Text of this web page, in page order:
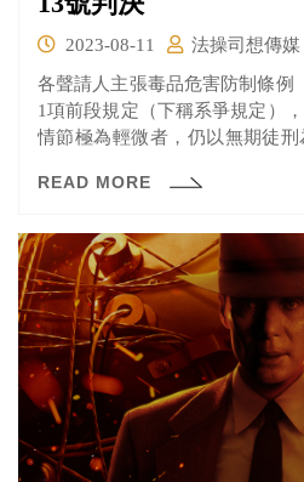
2023-08-11
法操司想傳媒
各聲請人主張毒品危害防制條例
1項前段規定（下稱系爭規定）
情節極為輕微者，仍以無期徒刑
審查。
READ MORE